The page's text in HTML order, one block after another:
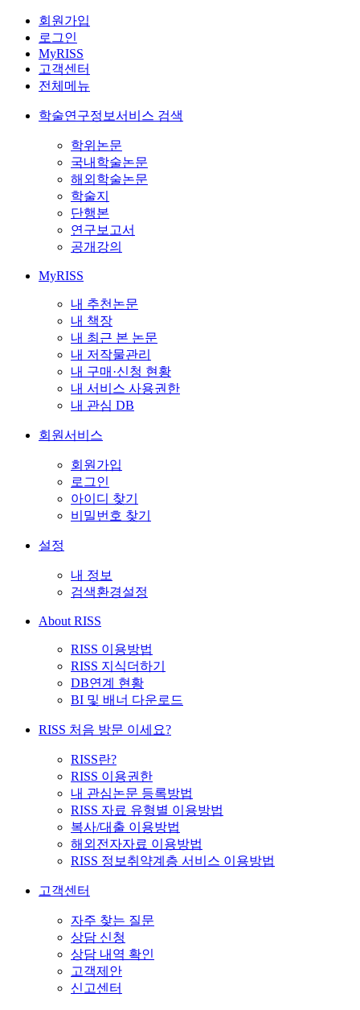
회원가입
로그인
MyRISS
고객센터
전체메뉴
학술연구정보서비스 검색
학위논문
국내학술논문
해외학술논문
학술지
단행본
연구보고서
공개강의
MyRISS
내 추천논문
내 책장
내 최근 본 논문
내 저작물관리
내 구매·신청 현황
내 서비스 사용권한
내 관심 DB
회원서비스
회원가입
로그인
아이디 찾기
비밀번호 찾기
설정
내 정보
검색환경설정
About RISS
RISS 이용방법
RISS 지식더하기
DB연계 현황
BI 및 배너 다운로드
RISS 처음 방문 이세요?
RISS란?
RISS 이용권한
내 관심논문 등록방법
RISS 자료 유형별 이용방법
복사/대출 이용방법
해외전자자료 이용방법
RISS 정보취약계층 서비스 이용방법
고객센터
자주 찾는 질문
상담 신청
상담 내역 확인
고객제안
신고센터